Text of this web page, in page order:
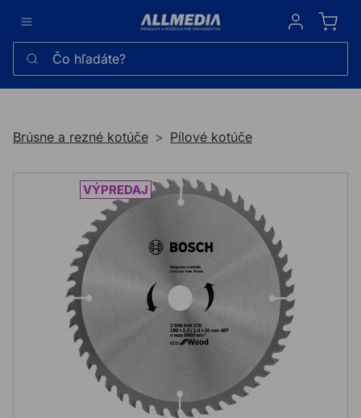
Sign in
Čo hľadáte?
Brúsne a rezné kotúče Pílové kotúče